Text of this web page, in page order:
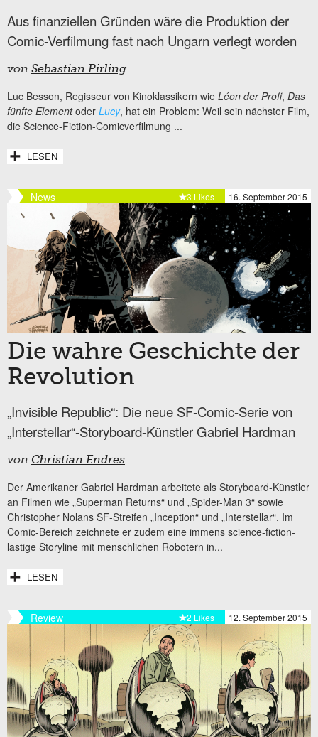
Aus finanziellen Gründen wäre die Produktion der
Comic-Verfilmung fast nach Ungarn verlegt worden
von Sebastian Pirling
Luc Besson, Regisseur von Kinoklassikern wie Léon der Profi, Das
fünfte Elementoder Lucy, hat ein Problem: Weil sein nächster Film,
die Science-Fiction-Comicverfilmung ...
LESEN
News 16. September 2015
3 Likes
Die wahre Geschichte der
Revolution
„Invisible Republic“: Die neue SF-Comic-Serie von
„Interstellar“-Storyboard-Künstler Gabriel Hardman
von Christian Endres
Der Amerikaner Gabriel Hardman arbeitete als Storyboard-Künstler
an Filmen wie „Superman Returns“ und „Spider-Man 3“ sowie
Christopher Nolans SF-Streifen „Inception“ und „Interstellar“. Im
Comic-Bereich zeichnete er zudem eine immens science-fiction-
lastige Storyline mit menschlichen Robotern in...
LESEN
Review 12. September 2015
2 Likes